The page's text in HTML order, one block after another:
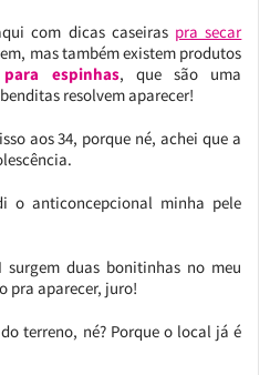
com dicas caseiras pra secar
mas também existem produtos
espinhas, que são uma
resolvem aparecer!
aos 34, porque né, achei que a
o anticoncepcional minha pele
duas bonitinhas no meu
pra aparecer, juro!
terreno, né? Porque o local já é